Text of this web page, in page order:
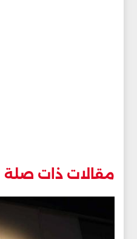
مقالات ذات صلة